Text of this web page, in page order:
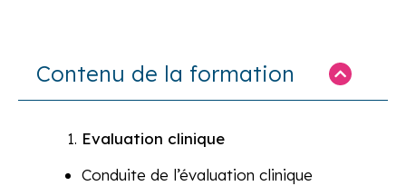
Contenu de la formation
Evaluation clinique
Conduite de l’évaluation clinique